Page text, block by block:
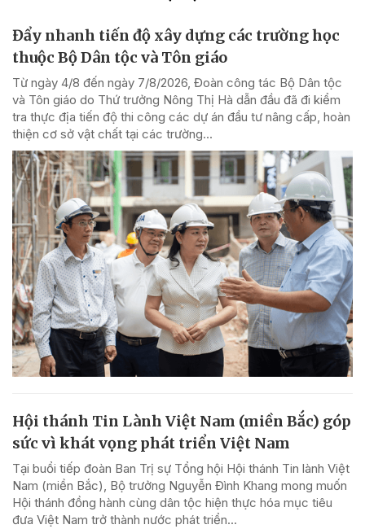
Đẩy nhanh tiến độ xây dựng các trường học
thuộc Bộ Dân tộc và Tôn giáo
Từ ngày 4/8 đến ngày 7/8/2026, Đoàn công tác Bộ Dân tộc
và Tôn giáo do Thứ trưởng Nông Thị Hà dẫn đầu đã đi kiểm
tra thực địa tiến độ thi công các dự án đầu tư nâng cấp, hoàn
thiện cơ sở vật chất tại các trường...
Hội thánh Tin Lành Việt Nam (miền Bắc) góp
sức vì khát vọng phát triển Việt Nam
Tại buổi tiếp đoàn Ban Trị sự Tổng hội Hội thánh Tin lành Việt
Nam (miền Bắc), Bộ trưởng Nguyễn Đình Khang mong muốn
Hội thánh đồng hành cùng dân tộc hiện thực hóa mục tiêu
đưa Việt Nam trở thành nước phát triển...